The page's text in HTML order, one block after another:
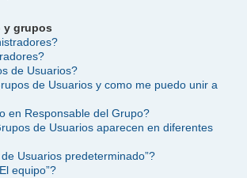
y grupos
de Usuarios?
de Usuarios y como me puedo unir a
en Responsable del Grupo?
de Usuarios aparecen en diferentes
Usuarios predeterminado”?
equipo”?